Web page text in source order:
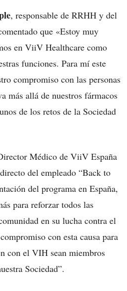
, responsable de RRHH y del
que «Estoy muy
en ViiV Healthcare como
funciones. Para mí este
compromiso con las personas
más allá de nuestros fármacos
de los retos de la Sociedad
Médico de ViiV España
del empleado “Back to
del programa en España,
para reforzar todos las
en su lucha contra el
con esta causa para
con el VIH sean miembros
Sociedad”.